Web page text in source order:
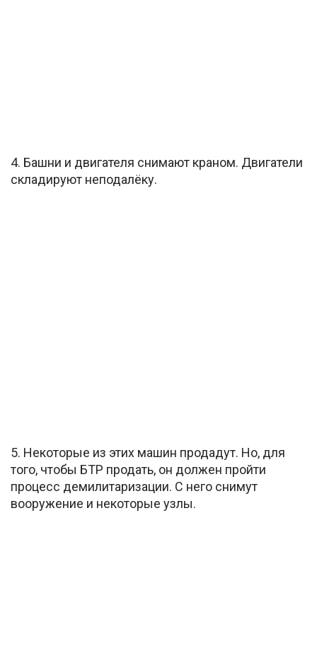
4. Башни и двигателя снимают краном. Двигатели
складируют неподалёку.
5. Некоторые из этих машин продадут. Но, для
того, чтобы БТР продать, он должен пройти
процесс демилитаризации. С него снимут
вооружение и некоторые узлы.